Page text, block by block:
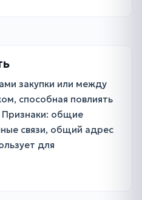
закупки или между
способная повлиять
Признаки: общие
связи, общий адрес
для